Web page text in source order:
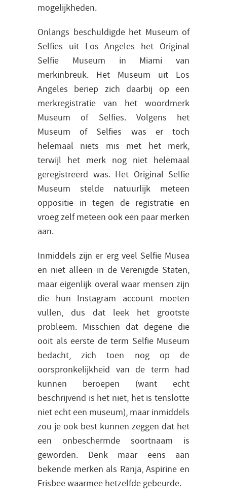
mogelijkheden.
Onlangs beschuldigde het Museum of
Selfies uit Los Angeles het Original
Selfie Museum in Miami van
merkinbreuk. Het Museum uit Los
Angeles beriep zich daarbij op een
merkregistratie van het woordmerk
Museum of Selfies. Volgens het
Museum of Selfies was er toch
helemaal niets mis met het merk,
terwijl het merk nog niet helemaal
geregistreerd was. Het Original Selfie
Museum stelde natuurlijk meteen
oppositie in tegen de registratie en
vroeg zelf meteen ook een paar merken
aan.
Inmiddels zijn er erg veel Selfie Musea
en niet alleen in de Verenigde Staten,
maar eigenlijk overal waar mensen zijn
die hun Instagram account moeten
vullen, dus dat leek het grootste
probleem. Misschien dat degene die
ooit als eerste de term Selfie Museum
bedacht, zich toen nog op de
oorspronkelijkheid van de term had
kunnen beroepen (want echt
beschrijvend is het niet, het is tenslotte
niet echt een museum), maar inmiddels
zou je ook best kunnen zeggen dat het
een onbeschermde soortnaam is
geworden. Denk maar eens aan
bekende merken als Ranja, Aspirine en
Frisbee waarmee hetzelfde gebeurde.